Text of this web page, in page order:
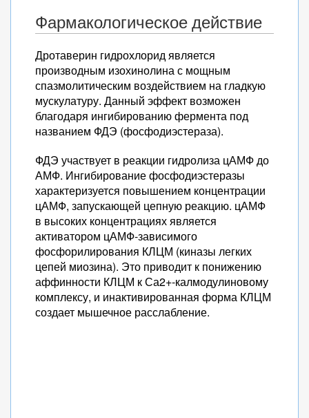
Фармакологическое действие
Дротаверин гидрохлорид является
производным изохинолина с мощным
спазмолитическим воздействием на гладкую
мускулатуру. Данный эффект возможен
благодаря ингибированию фермента под
названием ФДЭ (фосфодиэстераза).
ФДЭ участвует в реакции гидролиза цАМФ до
АМФ. Ингибирование фосфодиэстеразы
характеризуется повышением концентрации
цАМФ, запускающей цепную реакцию. цАМФ
в высоких концентрациях является
активатором цАМФ-зависимого
фосфорилирования КЛЦМ (киназы легких
цепей миозина). Это приводит к понижению
аффинности КЛЦМ к Са2+-калмодулиновому
комплексу, и инактивированная форма КЛЦМ
создает мышечное расслабление.